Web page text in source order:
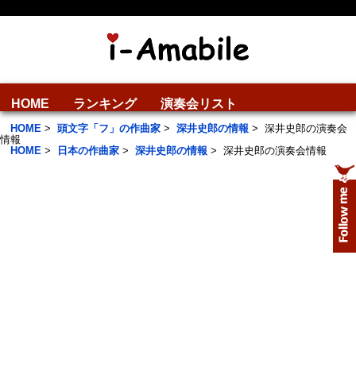
HOME ランキング 演奏会リスト
HOME > 頭文字「フ」の作曲家 > 深井史郎の情報 > 深井史郎の演奏会
情報
HOME > 日本の作曲家 > 深井史郎の情報 > 深井史郎の演奏会情報